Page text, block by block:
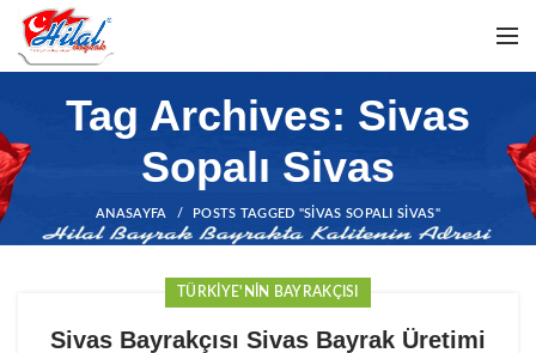
Tag Archives: Sivas
Sopalı Sivas
ANASAYFA POSTS TAGGED "SIVAS SOPALI SIVAS"
TÜRKIYE'NIN BAYRAKÇISI
Sivas Bayrakçısı Sivas Bayrak Üretimi